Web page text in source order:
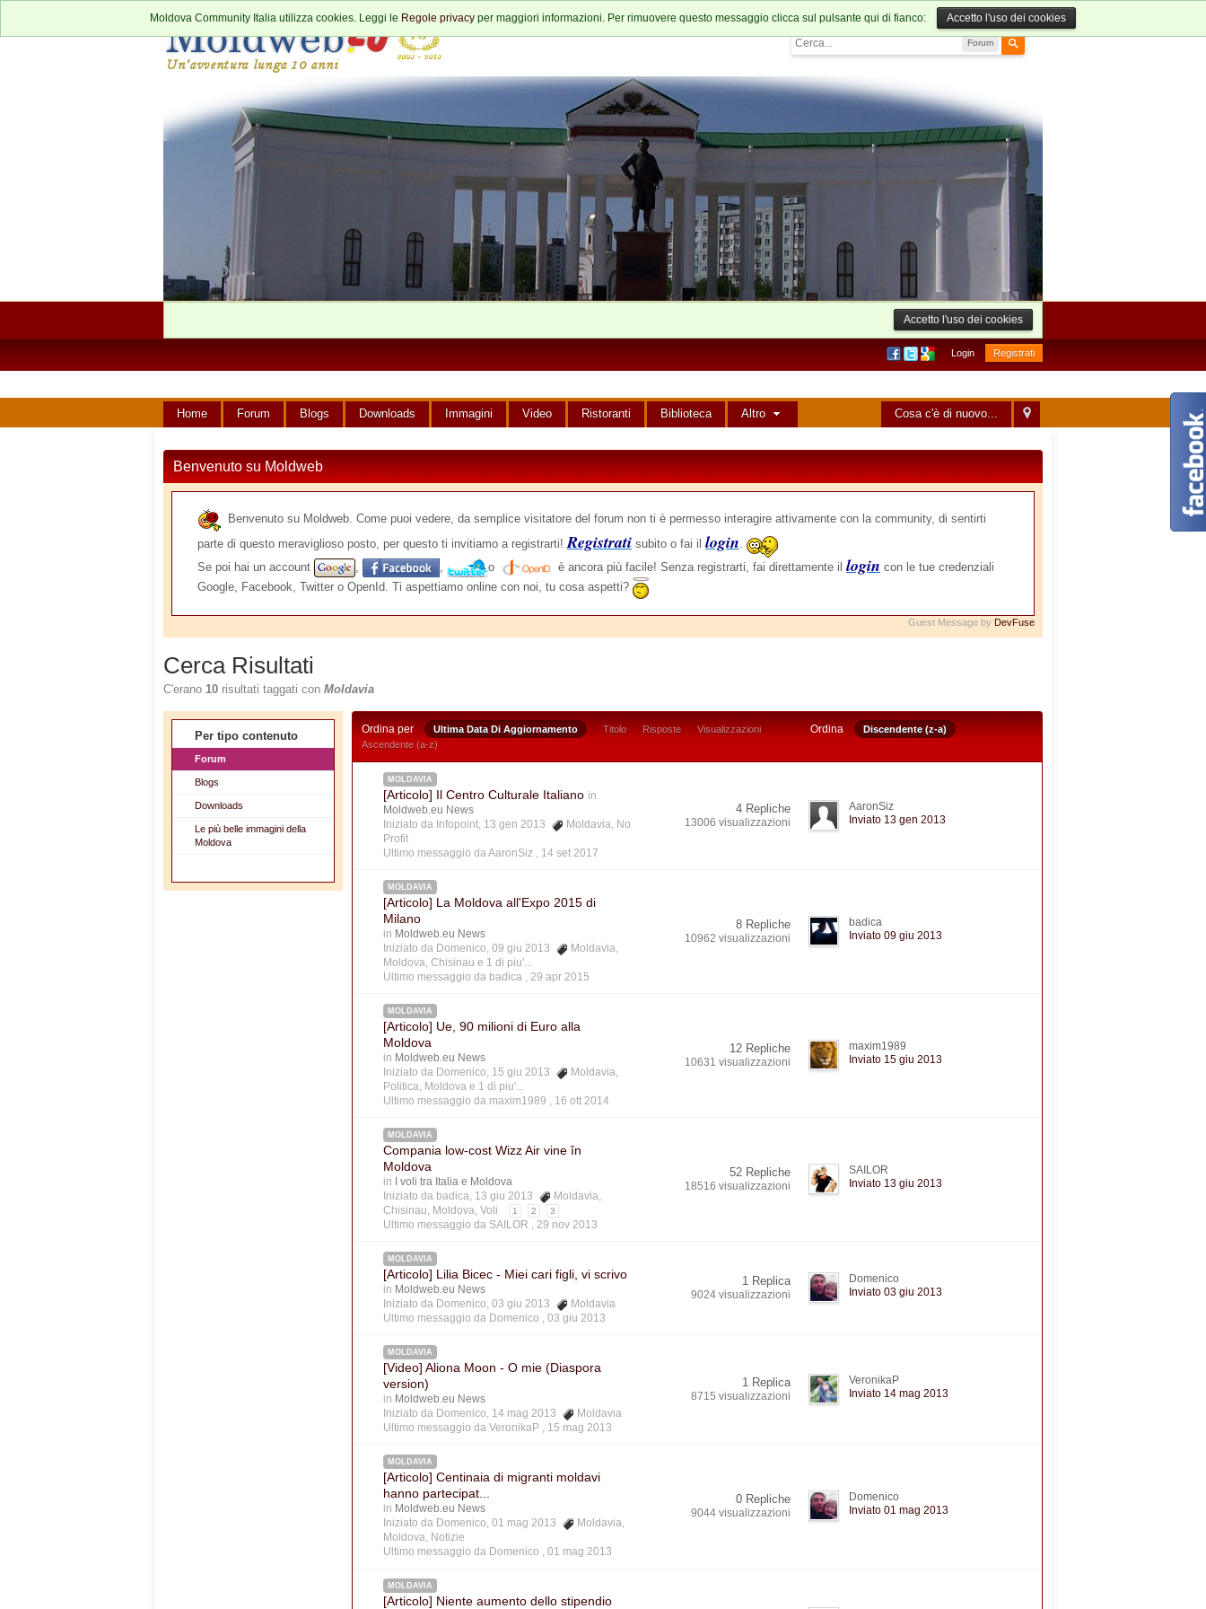
Forum
Moldova Community Italia utilizza cookies. Leggi le Regole privacy per maggiori informazioni. Per rimuovere questo messaggio clicca sul pulsante qui di fianco: Accetto l'uso dei cookies
Accetto l'uso dei cookies
Login Registrati
Cosa c'è di nuovo...
Home Forum Blogs Downloads Immagini Video Ristoranti Biblioteca Altro
Benvenuto su Moldweb
Benvenuto su Moldweb. Come puoi vedere, da semplice visitatore del forum non ti è permesso interagire attivamente con la community, di sentirti
parte di questo meraviglioso posto, per questo ti invitiamo a registrarti!Registrati subito o fai il login.
Se poi hai un account
, , o è ancora più facile! Senza registrarti, fai direttamente il login con le tue credenziali
Google, Facebook, Twitter o OpenId. Ti aspettiamo online con noi, tu cosa aspetti?
Guest Message by DevFuse
Cerca Risultati
C'erano 10 risultati taggati con Moldavia
Per tipo contenuto
Forum
Blogs
Downloads
Le più belle immagini della
Moldova
Ordina per Ultima Data Di Aggiornamento Titolo Risposte Visualizzazioni Ordina
Discendente (z-a)
Ascendente (a-z)
MOLDAVIA
[Articolo] Il Centro Culturale Italiano in
Moldweb.eu News
Iniziato da Infopoint, 13 gen 2013
Moldavia, No
Profit
Ultimo messaggio da AaronSiz , 14 set 2017
4 Repliche
13006 visualizzazioni
AaronSiz
Inviato 13 gen 2013
MOLDAVIA
[Articolo] La Moldova all'Expo 2015 di
Milano
in Moldweb.eu News
Iniziato da Domenico, 09 giu 2013
Moldavia,
Moldova, Chisinau e 1 di piu'...
Ultimo messaggio da badica , 29 apr 2015
8 Repliche
10962 visualizzazioni
badica
Inviato 09 giu 2013
MOLDAVIA
[Articolo] Ue, 90 milioni di Euro alla
Moldova
in Moldweb.eu News
Iniziato da Domenico, 15 giu 2013
Moldavia,
Politica, Moldova e 1 di piu'...
Ultimo messaggio da maxim1989 , 16 ott 2014
12 Repliche
10631 visualizzazioni
maxim1989
Inviato 15 giu 2013
MOLDAVIA
Compania low-cost Wizz Air vine în
Moldova
in
I voli tra Italia e Moldova
Iniziato da badica, 13 giu 2013
Moldavia,
Chisinau, Moldova, Voli 1 2 3
Ultimo messaggio da SAILOR , 29 nov 2013
52 Repliche
18516 visualizzazioni
SAILOR
Inviato 13 giu 2013
MOLDAVIA
[Articolo] Lilia Bicec - Miei cari figli, vi scrivo
in Moldweb.eu News
Iniziato da Domenico, 03 giu 2013
Moldavia
Ultimo messaggio da Domenico , 03 giu 2013
1 Replica
9024 visualizzazioni
Domenico
Inviato 03 giu 2013
MOLDAVIA
[Video] Aliona Moon - O mie (Diaspora
version)
in Moldweb.eu News
Iniziato da Domenico, 14 mag 2013
Moldavia
Ultimo messaggio da VeronikaP , 15 mag 2013
1 Replica
8715 visualizzazioni
VeronikaP
Inviato 14 mag 2013
MOLDAVIA
[Articolo] Centinaia di migranti moldavi
hanno partecipat...
in Moldweb.eu News
Iniziato da Domenico, 01 mag 2013
Moldavia,
Moldova, Notizie
Ultimo messaggio da Domenico , 01 mag 2013
0 Repliche
9044 visualizzazioni
Domenico
Inviato 01 mag 2013
MOLDAVIA
[Articolo] Niente aumento dello stipendio